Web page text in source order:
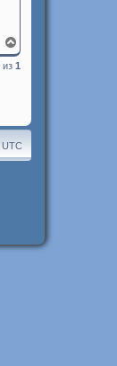
е
р
с
я
из 1
UTC